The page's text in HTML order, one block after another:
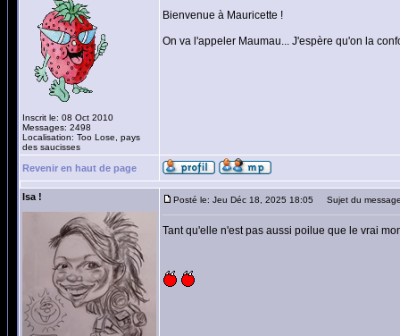
Inscrit le: 08 Oct 2010
Messages: 2498
Localisation: Too Lose, pays
des saucisses
Bienvenue à Mauricette !
On va l'appeler Maumau... J'espère qu'on la
Revenir en haut de page
Isa ! Posté le: Jeu Déc 18, 2025 18:05 Sujet du
Tant qu'elle n'est pas aussi poilue que le vrai